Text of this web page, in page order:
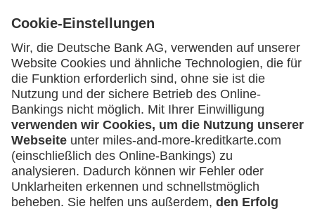
Welches Verfahren gilt für
Steuerausländer:innen?
Was kann ich tun, wenn ich über eine
Umsatzanfrage informiert werde, die ich
nicht veranlasst habe?
Sperren der Lufthansa Miles & More
Credit Card